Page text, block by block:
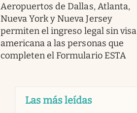
Aeropuertos de Dallas, Atlanta,
Nueva York y Nueva Jersey
permiten el ingreso legal sin visa
americana a las personas que
completen el Formulario ESTA
Las más leídas